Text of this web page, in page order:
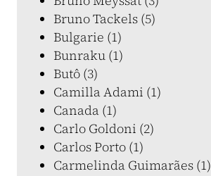
Bruno Tackels (5)
Bulgarie (1)
Bunraku (1)
Butô (3)
Camilla Adami (1)
Canada (1)
Carlo Goldoni (2)
Carlos Porto (1)
Carmelinda Guimarães (1)